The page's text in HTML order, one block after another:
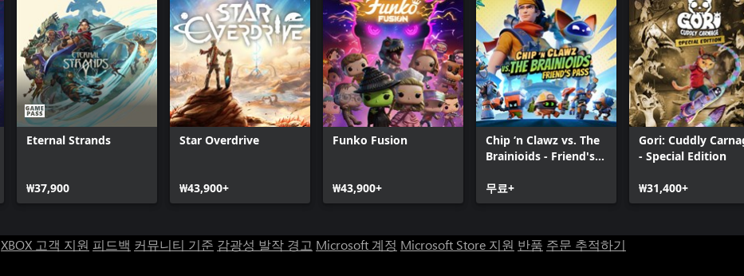
Starlink: Battle for Atlas™ - 칼 조종사 팩
Eternal Strands
₩37,900
Star Overdrive
₩43,900+
Funko Fusion
₩43,900+
Chip ‘n Clawz vs. The
Brainioids - Friend's
무료+
Gori: Cuddly
- Special Edition
₩31,400+
XBOX 고객 지원 피드백 커뮤니티 기준 감광성 발작 경고 Microsoft 계정 Microsoft Store 지원 반품 주문 추적하기